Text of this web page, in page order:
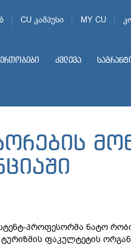
CU კამპუსი MY CU
კვლევა
პროფესორმა ნატო
ფაკულტეტის